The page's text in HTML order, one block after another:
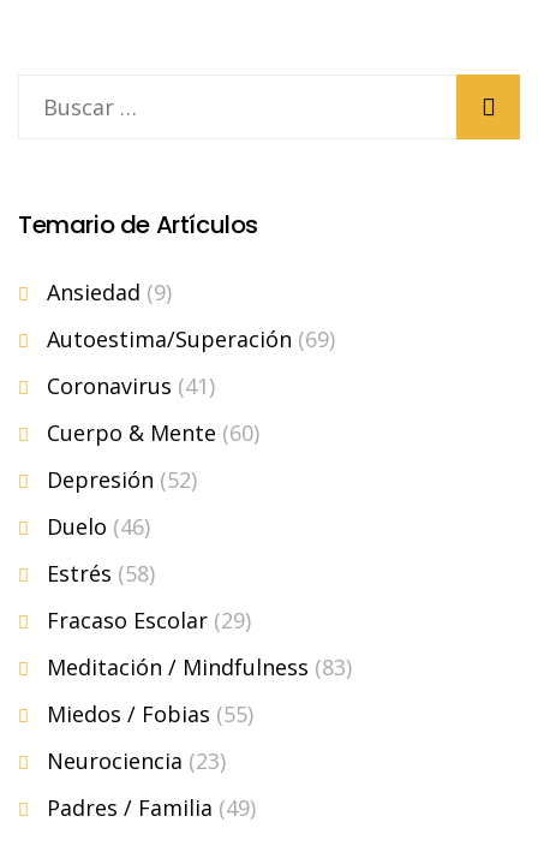
Temario de Artículos
Ansiedad (9)
Autoestima/Superación (69)
Coronavirus (41)
Cuerpo & Mente (60)
Depresión (52)
Duelo (46)
Estrés (58)
Fracaso Escolar (29)
Meditación / Mindfulness (83)
Miedos / Fobias (55)
Neurociencia (23)
Padres / Familia (49)